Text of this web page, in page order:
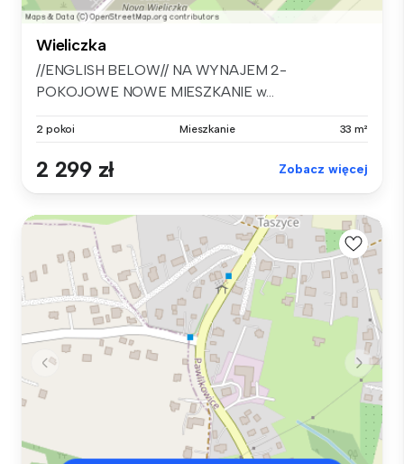
Wieliczka
//ENGLISH BELOW// NA WYNAJEM 2-
POKOJOWE NOWE MIESZKANIE w...
2 pokoi Mieszkanie 33 m²
2 299 zł Zobacz więcej